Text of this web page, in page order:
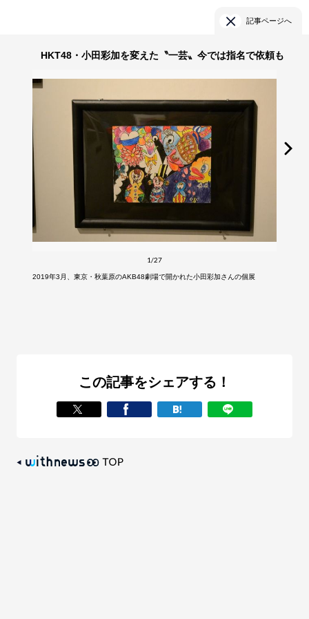
記事ページへ
HKT48・小田彩加を変えた〝一芸〟今では指名で依頼も
1/27
2019年3月、東京・秋葉原のAKB48劇場で開かれた小田彩加さんの個展
この記事をシェアする！